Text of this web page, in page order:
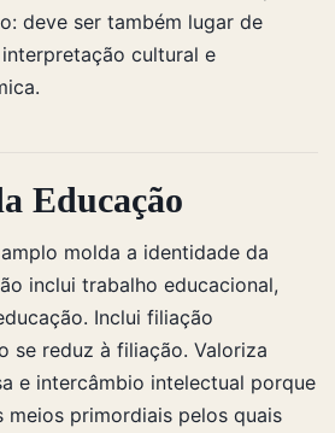
deve ser também lugar de
cultural e
Educação
molda a identidade da
inclui trabalho educacional,
Inclui filiação
se reduz à filiação. Valoriza
e intercâmbio intelectual porque
meios primordiais pelos quais